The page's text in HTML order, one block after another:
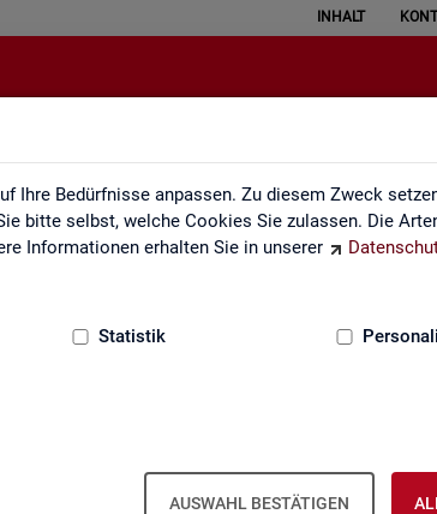
Ihre Bedürfnisse anpassen. Zu diesem Zweck
bitte selbst, welche Cookies Sie zulassen. Die
Informationen erhalten Sie in unserer
Statistik
AUSWAHL BESTÄTIGEN
INHALT
und
Zei­chen­er­klä­rung